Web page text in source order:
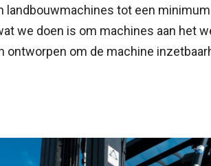
landbouwmachines tot een
we doen is om machines aan het
ontworpen om de machine